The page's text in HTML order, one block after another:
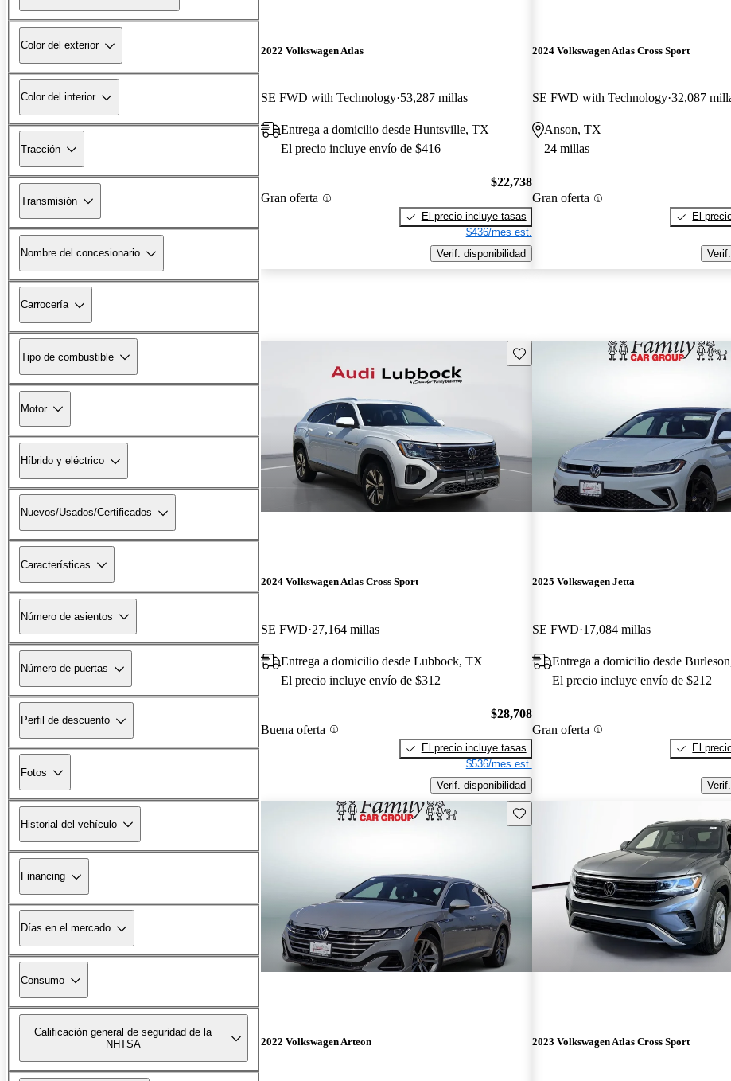
Color del exterior
Color del interior
Tracción
Transmisión
Nombre del concesionario
Carrocería
Tipo de combustible
Motor
Híbrido y eléctrico
Nuevos/Usados/Certificados
Características
Número de asientos
Número de puertas
Perfil de descuento
Fotos
Historial del vehículo
Financing
Días en el mercado
Consumo
Calificación general de seguridad de la
NHTSA
2022 Volkswagen Atlas
SE FWD with Technology 53,287 millas
Entrega a domicilio desde Huntsville, TX
El precio incluye envío de $416
Gran oferta
$22,738
El precio incluye tasas
$436/mes est.
Verif. disponibilidad
2024 Volkswagen Atlas Cross Sport
SE FWD with Technology 32,087
Anson, TX
24 millas
Gran oferta
El
Guarda este Aviso
2024 Volkswagen Atlas Cross Sport
SE FWD 27,164 millas
Entrega a domicilio desde Lubbock, TX
El precio incluye envío de $312
Buena oferta
$28,708
El precio incluye tasas
$536/mes est.
Verif. disponibilidad
2025 Volkswagen Jetta
SE FWD 17,084 millas
Entrega a domicilio desde
El precio incluye envío de $212
Gran oferta
El
Guarda este Aviso
2022 Volkswagen Arteon 2023 Volkswagen Atlas Cross Sport